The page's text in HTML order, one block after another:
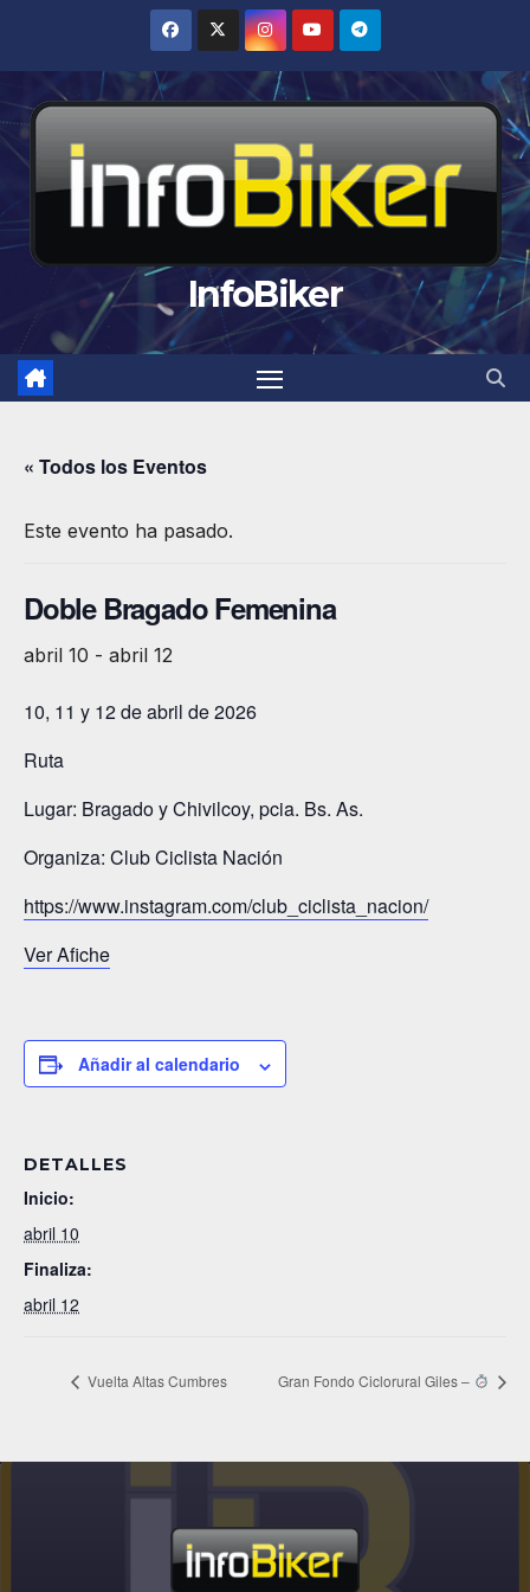
contenido
InfoBiker
« Todos los Eventos
Este evento ha pasado.
Doble Bragado Femenina
abril 10 - abril 12
10, 11 y 12 de abril de 2026
Ruta
Lugar: Bragado y Chivilcoy, pcia. Bs. As.
Organiza: Club Ciclista Nación
https://www.instagram.com/club_ciclista_nacion/
Ver Afiche
Añadir al calendario
DETALLES
Inicio:
abril 10
Finaliza:
abril 12
Vuelta Altas Cumbres Gran Fondo Ciclorural Giles –